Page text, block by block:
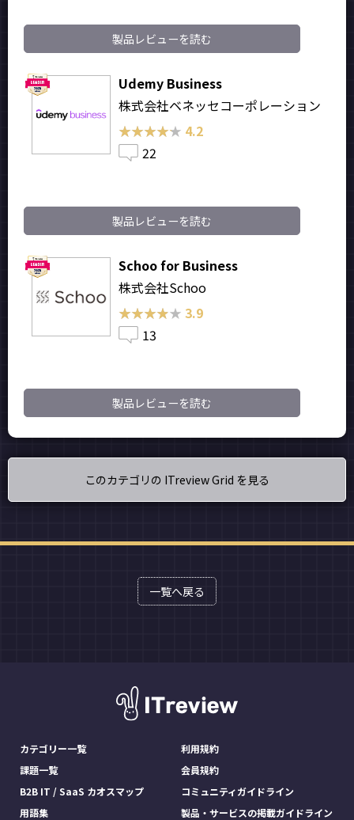
製品レビューを読む
Udemy Business
株式会社ベネッセコーポレーション
★★★★★
★★★★★ 4.2
22
製品レビューを読む
Schoo for Business
株式会社Schoo
★★★★★
★★★★★ 3.9
13
製品レビューを読む
このカテゴリの ITreview Grid を見る
一覧へ戻る
カテゴリー一覧
課題一覧
B2B IT / SaaS カオスマップ
用語集
利用規約
会員規約
コミュニティガイドライン
製品・サービスの掲載ガイドライン